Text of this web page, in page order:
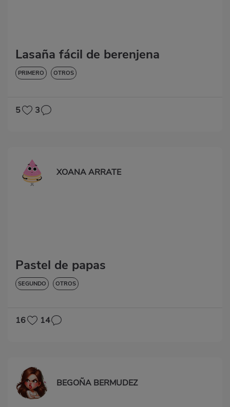
Lasaña fácil de berenjena
PRIMERO OTROS
5 3
XOANA ARRATE
Pastel de papas
SEGUNDO OTROS
16 14
BEGOÑA BERMUDEZ